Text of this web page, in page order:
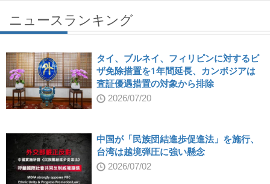
ニュースランキング
タイ、ブルネイ、フィリピンに対するビ
ザ免除措置を1年間延長、カンボジアは
査証優遇措置の対象から排除
2026/07/20
中国が「民族団結進歩促進法」を施行、
台湾は越境弾圧に強い懸念
2026/07/02